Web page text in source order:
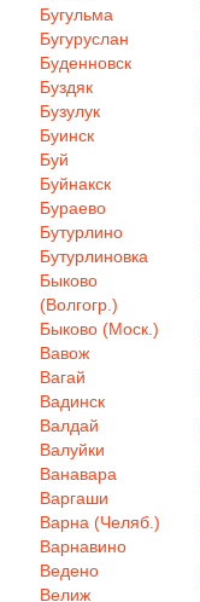
Бугульма
Бугуруслан
Буденновск
Буздяк
Бузулук
Буинск
Буй
Буйнакск
Бураево
Бутурлино
Бутурлиновка
Быково
(Волгогр.)
Быково (Моск.)
Вавож
Вагай
Вадинск
Валдай
Валуйки
Ванавара
Варгаши
Варна (Челяб.)
Варнавино
Ведено
Велиж